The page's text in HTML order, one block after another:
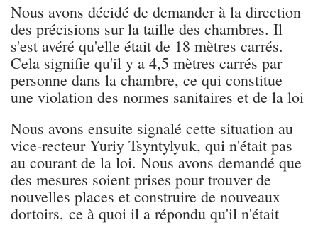
Nous avons décidé de demander à la direction
des précisions sur la taille des chambres. Il
s'est avéré qu'elle était de 18 mètres carrés.
Cela signifie qu'il y a 4,5 mètres carrés par
personne dans la chambre, ce qui constitue
une violation des normes sanitaires et de la loi
Nous avons ensuite signalé cette situation au
vice-recteur Yuriy Tsyntylyuk, qui n'était pas
au courant de la loi. Nous avons demandé que
des mesures soient prises pour trouver de
nouvelles places et construire de nouveaux
dortoirs, ce à quoi il a répondu qu'il n'était